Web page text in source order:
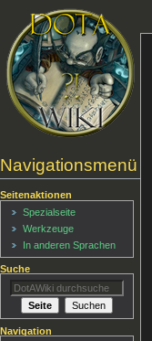
Navigationsmenü
Seitenaktionen
Spezialseite
Werkzeuge
In anderen Sprachen
Suche
Navigation